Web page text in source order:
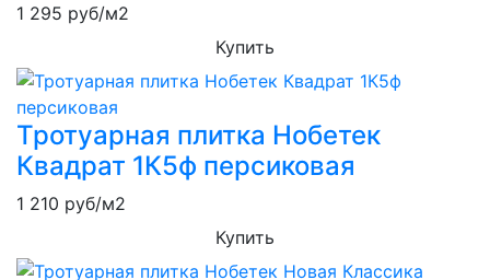
1 295 руб/м2
Купить
Тротуарная плитка Нобетек
Квадрат 1К5ф персиковая
1 210 руб/м2
Купить